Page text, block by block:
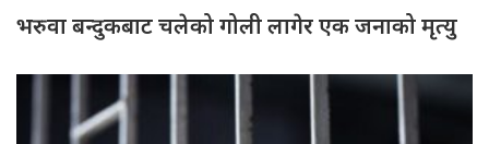
भरुवा बन्दुकबाट चलेको गोली लागेर एक जनाको मृत्यु